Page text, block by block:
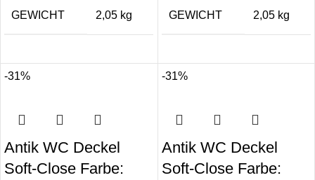
GEWICHT 2,05 kg GEWICHT 2,05 kg
-31%
Antik WC Deckel
Soft-Close Farbe:
-31%
Antik WC Deckel
Soft-Close Farbe: